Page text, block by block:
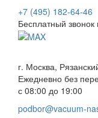
+7 (495) 182-64-46
Бесплатный звонок
г. Москва,
Ежедневно без
с 08:00 до 19:00
podbor@vacuum-